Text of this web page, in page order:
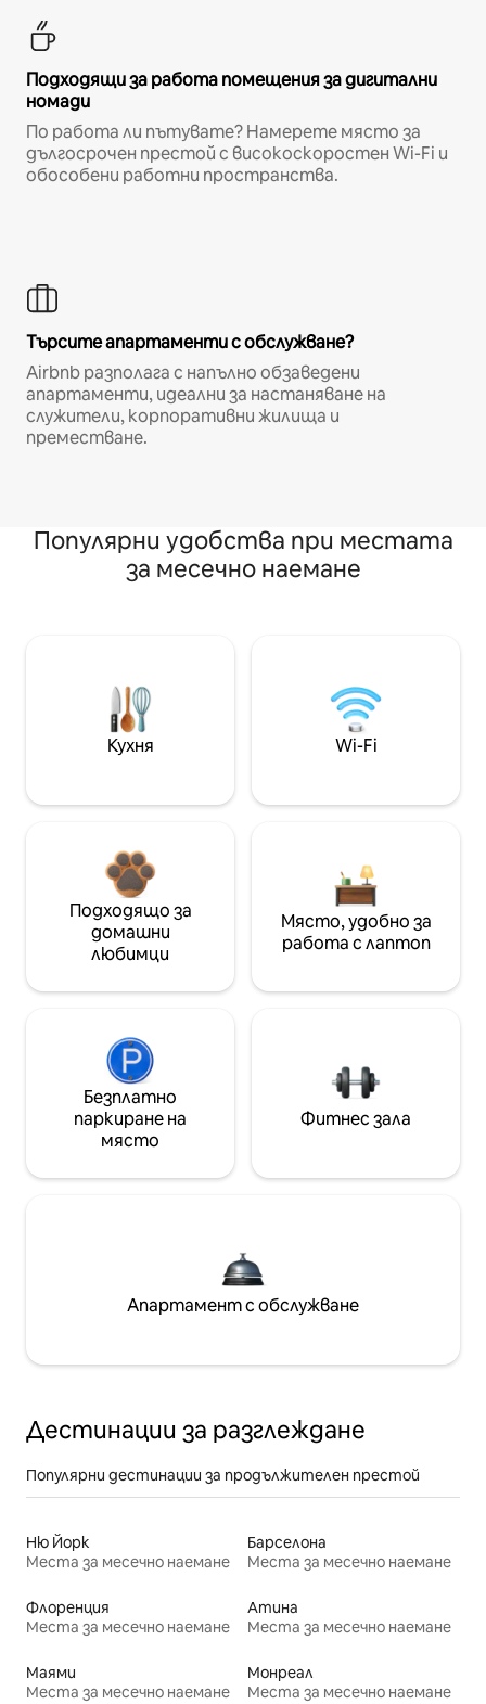
Подходящи за работа помещения за дигитални
номади
По работа ли пътувате? Намерете място за
дългосрочен престой с високоскоростен Wi-Fi и
обособени работни пространства.
Търсите апартаменти с обслужване?
Airbnb разполага с напълно обзаведени
апартаменти, идеални за настаняване на
служители, корпоративни жилища и
преместване.
Популярни удобства при местата
за месечно наемане
Кухня Wi-Fi
Подходящо за
домашни
любимци
Място, удобно за
работа с лаптоп
Безплатно
паркиране на
място
Фитнес зала
Апартамент с обслужване
Дестинации за разглеждане
Популярни дестинации за продължителен престой
Ню Йорк
Места за месечно наемане
Барселона
Места за месечно наемане
Флоренция
Места за месечно наемане
Атина
Места за месечно наемане
Маями
Места за месечно наемане
Монреал
Места за месечно наемане